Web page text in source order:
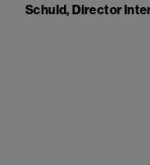
Schuld, Director